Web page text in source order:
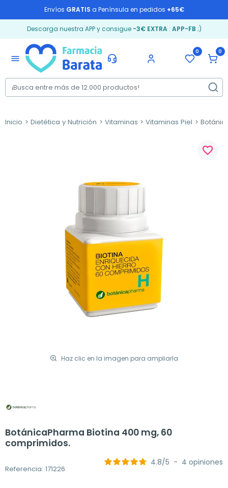
Envíos GRATIS a Península en pedidos +65€
Descarga nuestra APP y consigue -3€ EXTRA: APP-FB ;)
menu
0 0
Inicio Dietética y Nutrición Vitaminas Vitaminas Piel
Haz clic en la imagen para ampliarla
favorite_border
BotánicaPharma Biotina 400 mg, 60
comprimidos.
Referencia: 171226
4.8/5 - 4 opiniones